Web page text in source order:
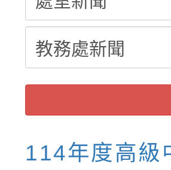
權責核予出
114年度高級